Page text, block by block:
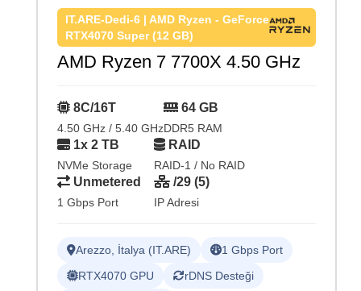
IT.ARE-Dedi-6 | AMD Ryzen - GeForce
RTX4070 Super (12 GB)
AMD Ryzen 7 7700X 4.50 GHz
8C/16T
4.50 GHz / 5.40 GHz
64 GB
DDR5 RAM
1x 2 TB
NVMe Storage
RAID
RAID-1 / No RAID
Unmetered
1 Gbps Port
/29 (5)
IP Adresi
Arezzo, İtalya (IT.ARE)
1 Gbps Port
RTX4070 GPU
rDNS Desteği